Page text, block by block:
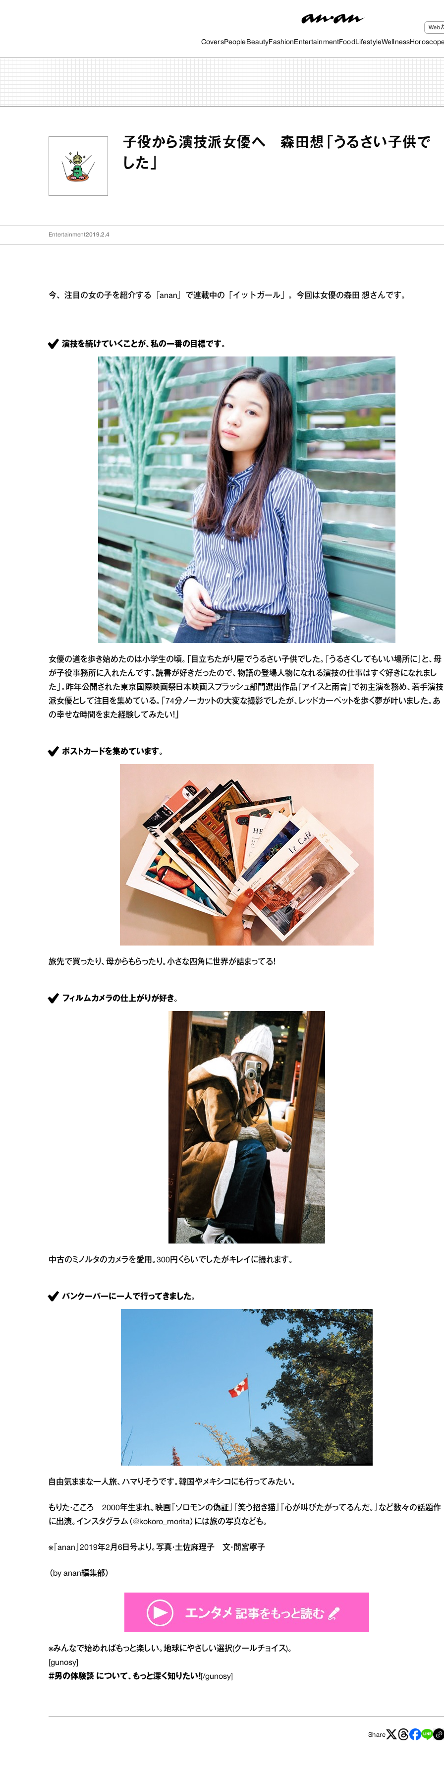
CoversPeople BeautyFashion EntertainmentFood LifestyleWellness
Web
子役から演技派女優へ 森田想「うるさい子供で
した」
Entertainment2019.2.4
今、注目の女の子を紹介する『anan』で連載中の「イットガール」。今回は女優の森田 想さんです。
演技を続けていくことが、私の一番の目標です。
女優の道を歩き始めたのは小学生の頃。「目立ちたがり屋でうるさい子供でした。『うるさくしてもいい場所に』と、母
が子役事務所に入れたんです。読書が好きだったので、物語の登場人物になれる演技の仕事はすぐ好きになれまし
た」。昨年公開された東京国際映画祭日本映画スプラッシュ部門選出作品『アイスと雨音』で初主演を務め、若手演技
派女優として注目を集めている。「74分ノーカットの大変な撮影でしたが、レッドカーペットを歩く夢が叶いました。あ
の幸せな時間をまた経験してみたい！」
ポストカードを集めています。
旅先で買ったり、母からもらったり。小さな四角に世界が詰まってる！
フィルムカメラの仕上がりが好き。
中古のミノルタのカメラを愛用。300円くらいでしたがキレイに撮れます。
バンクーバーに一人で行ってきました。
自由気ままな一人旅、ハマりそうです。韓国やメキシコにも行ってみたい。
もりた・こころ 2000年生まれ。映画『ソロモンの偽証』『笑う招き猫』『心が叫びたがってるんだ。』など数々の話題作
に出演。インスタグラム（@kokoro_morita）には旅の写真なども。
※『anan』2019年2月6日号より。写真・土佐麻理子 文・間宮寧子
（by anan編集部）
※みんなで始めればもっと楽しい。地球にやさしい選択(クールチョイス)。
[gunosy]
＃男の体験談 について、もっと深く知りたい！ [/gunosy]
Share